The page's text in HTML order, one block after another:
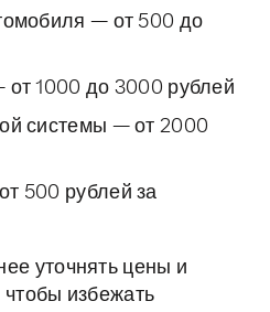
— от 500 до
1000 до 3000 рублей
системы — от 2000
500 рублей за
уточнять цены и
чтобы избежать